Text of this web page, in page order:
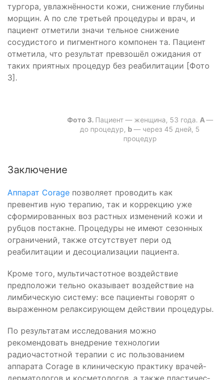
тургора, увлажнённости кожи, снижение глубины
морщин. А по­ сле третьей процедуры и врач, и
пациент отметили значи­ тельное снижение
сосудистого и пигментного компонен­ та. Пациент
отметила, что результат превзошёл ожидания от
таких приятных процедур без реабилитации [Фото
3].
Фото 3. Пациент — женщина, 53 года. А —
до процедур, b— через 45 дней, 5
процедур
Заключение
Аппарат Corage позволяет проводить как
превентив­ ную терапию, так и коррекцию уже
сформированных воз­ растных изменений кожи и
рубцов постакне. Процедуры не имеют сезонных
ограничений, также отсутствует пери­ од
реабилитации и десоциализации пациента.
Кроме того, мультичастотное воздействие
предположи­ тельно оказывает воздействие на
лимбическую систему: все пациенты говорят о
выраженном релаксирующем действии процедуры.
По результатам исследования можно
рекомендовать внедрение технологии
радиочастотной терапии с ис­ пользованием
аппарата Corage в клиническую практику врачей­
дерматологов и косметологов, а также пластичес­